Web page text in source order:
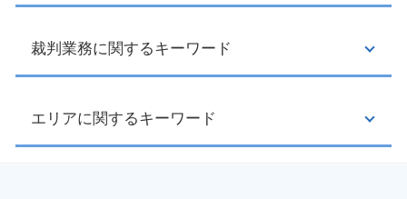
民事再生 個人
再生計画 とは
自己破産 家族に迷惑
クーリングオフ 制度
マルチ商法 犯罪
クーリングオフ 口頭
クーリングオフ 契約書
裁判業務に関するキーワード
立ち退き 交渉
債権回収 時効
エリアに関するキーワード